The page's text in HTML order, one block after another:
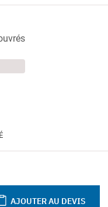
AJOUTER AU DEVIS